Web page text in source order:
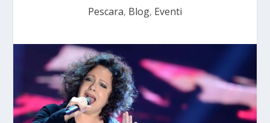
Pescara, Blog, Eventi